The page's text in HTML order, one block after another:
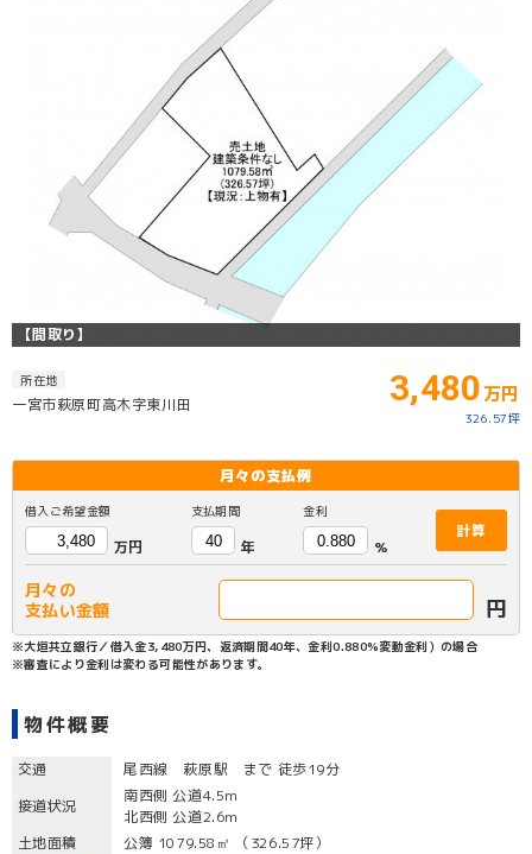
【間取り】
所在地
一宮市萩原町高木字東川田 3,480万円
326.57坪
月々の支払例
借入ご希望金額
万円
支払期間
年
金利
%
計算
月々の
支払い金額
円
※大垣共立銀行／借入金3,480万円、返済期間40年、金利0.880%変動金利）の場合
※審査により金利は変わる可能性があります。
物件概要
交通
尾西線 萩原駅 まで 徒歩19分
接道状況
南西側 公道4.5m
北西側 公道2.6m
土地面積
公簿 1079.58㎡ （326.57坪）